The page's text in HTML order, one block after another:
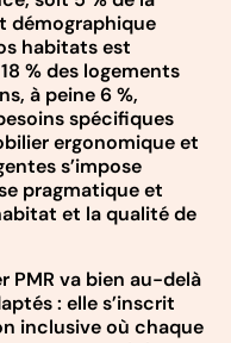
démographique
habitats est
% des logements
à peine 6 %,
spécifiques
ergonomique et
s’impose
pragmatique et
et la qualité de
PMR va bien au-delà
: elle s’inscrit
inclusive où chaque